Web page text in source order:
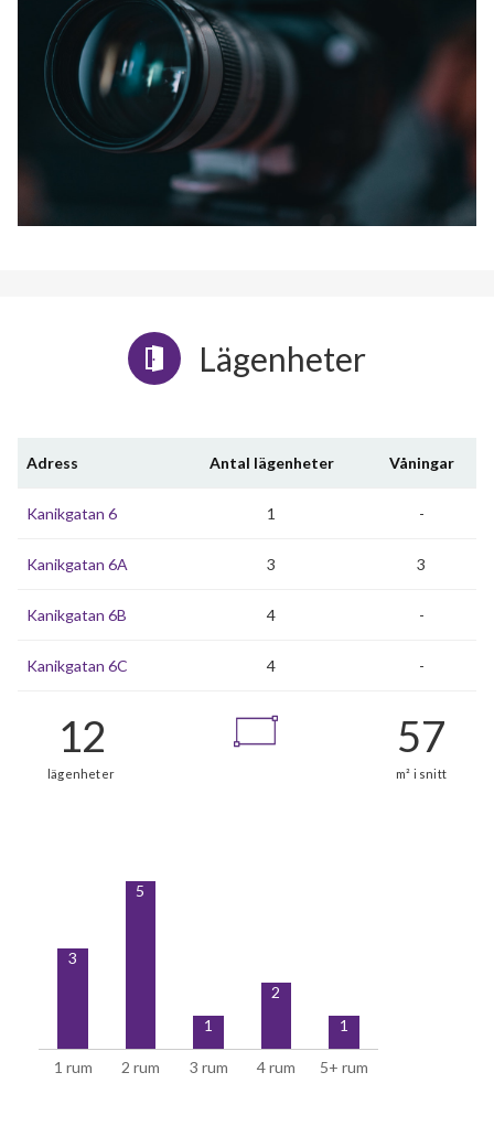
Lägenheter
Adress Antal lägenheter Våningar
Kanikgatan 6 1 -
Kanikgatan 6A 3 3
Kanikgatan 6B 4 -
Kanikgatan 6C 4 -
1 rum 2 rum 3 rum 4 rum 5+ rum
3
5
1
2
1